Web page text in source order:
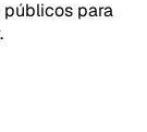
públicos para